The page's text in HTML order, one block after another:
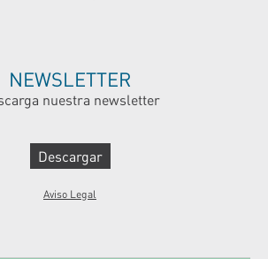
NEWSLETTER
nuestra newsletter
Descargar
Aviso Legal